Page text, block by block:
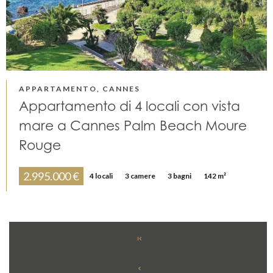
APPARTAMENTO, CANNES
Appartamento di 4 locali con vista
mare a Cannes Palm Beach Moure
Rouge
2.995.000 € 4 locali 3 camere 3 bagni 142 m²